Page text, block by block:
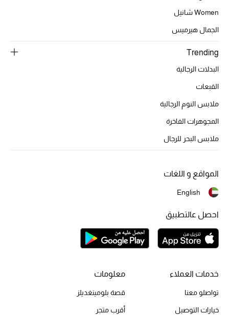
خصومات
الموسم الجديد
ركن أناقة المنتجعات
جميع إصدارتنا النسائية
الحب للمحلي
الملابس الرياضية النسائية
تشكيلة الأعراس
ركن الفخامة
Women شانيل
الجمال هيرميس
Trending
البدلات الرجالية
القبعات
ملابس النوم الرجالية
المجوهرات الفاخرة
ملابس البحر للرجال
خدمات العملاء
تواصلو معنا
خيارات التوصيل
معلومات
قصة بلومينغديلز
أقرب متجر
المواقع و اللغات
English
احصل عالتطبيق